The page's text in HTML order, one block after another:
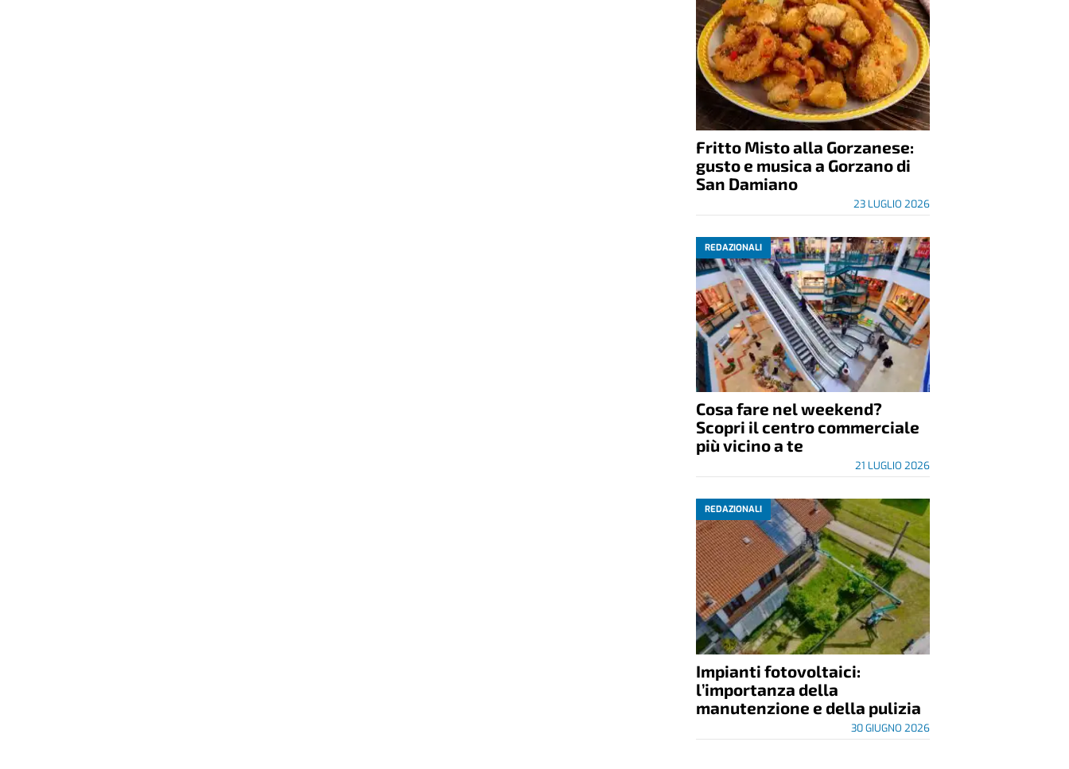
Fritto Misto alla Gorzanese:
gusto e musica a Gorzano di
San Damiano
23 LUGLIO 2026
REDAZIONALI
Cosa fare nel weekend?
Scopri il centro commerciale
più vicino a te
21 LUGLIO 2026
REDAZIONALI
Impianti fotovoltaici:
l’importanza della
manutenzione e della pulizia
30 GIUGNO 2026